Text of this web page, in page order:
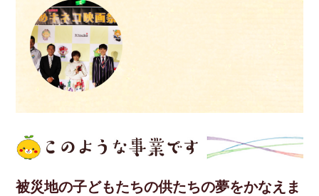
被災地の子どもたちの供たちの夢をかなえま